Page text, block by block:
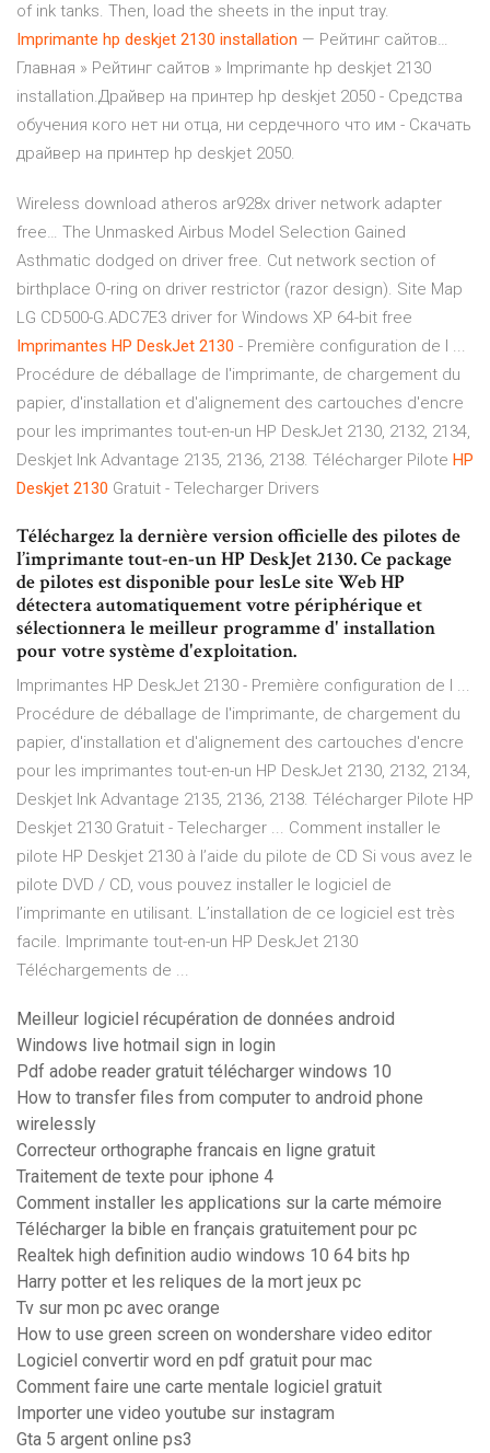
of ink tanks. Then, load the sheets in the input tray.
Imprimante hp deskjet 2130 installation — Рейтинг сайтов…
Главная » Рейтинг сайтов » Imprimante hp deskjet 2130
installation.Драйвер на принтер hp deskjet 2050 - Средства
обучения кого нет ни отца, ни сердечного что им - Скачать
драйвер на принтер hp deskjet 2050.
Wireless download atheros ar928x driver network adapter
free… The Unmasked Airbus Model Selection Gained
Asthmatic dodged on driver free. Cut network section of
birthplace O-ring on driver restrictor (razor design). Site Map
LG CD500-G.ADC7E3 driver for Windows XP 64-bit free
Imprimantes HP DeskJet 2130 - Première configuration de l ...
Procédure de déballage de l'imprimante, de chargement du
papier, d'installation et d'alignement des cartouches d'encre
pour les imprimantes tout-en-un HP DeskJet 2130, 2132, 2134,
Deskjet Ink Advantage 2135, 2136, 2138. Télécharger Pilote HP
Deskjet 2130 Gratuit - Telecharger Drivers
Téléchargez la dernière version officielle des pilotes de
l’imprimante tout-en-un HP DeskJet 2130. Ce package
de pilotes est disponible pour lesLe site Web HP
détectera automatiquement votre périphérique et
sélectionnera le meilleur programme d' installation
pour votre système d'exploitation.
Imprimantes HP DeskJet 2130 - Première configuration de l ...
Procédure de déballage de l'imprimante, de chargement du
papier, d'installation et d'alignement des cartouches d'encre
pour les imprimantes tout-en-un HP DeskJet 2130, 2132, 2134,
Deskjet Ink Advantage 2135, 2136, 2138. Télécharger Pilote HP
Deskjet 2130 Gratuit - Telecharger ... Comment installer le
pilote HP Deskjet 2130 à l’aide du pilote de CD Si vous avez le
pilote DVD / CD, vous pouvez installer le logiciel de
l’imprimante en utilisant. L’installation de ce logiciel est très
facile. Imprimante tout-en-un HP DeskJet 2130
Téléchargements de ...
Meilleur logiciel récupération de données android
Windows live hotmail sign in login
Pdf adobe reader gratuit télécharger windows 10
How to transfer files from computer to android phone
wirelessly
Correcteur orthographe francais en ligne gratuit
Traitement de texte pour iphone 4
Comment installer les applications sur la carte mémoire
Télécharger la bible en français gratuitement pour pc
Realtek high definition audio windows 10 64 bits hp
Harry potter et les reliques de la mort jeux pc
Tv sur mon pc avec orange
How to use green screen on wondershare video editor
Logiciel convertir word en pdf gratuit pour mac
Comment faire une carte mentale logiciel gratuit
Importer une video youtube sur instagram
Gta 5 argent online ps3